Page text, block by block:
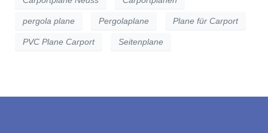
pergola plane Pergolaplane Plane für Carport
PVC Plane Carport Seitenplane